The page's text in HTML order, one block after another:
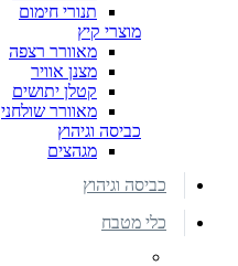
תנורי חימום
מוצרי קיץ
מאוורר רצפה
מצנן אוויר
קטלן יתושים
מאוורר שולחני
כביסה וגיהוץ
מגהצים
כביסה וגיהוץ
כלי מטבח